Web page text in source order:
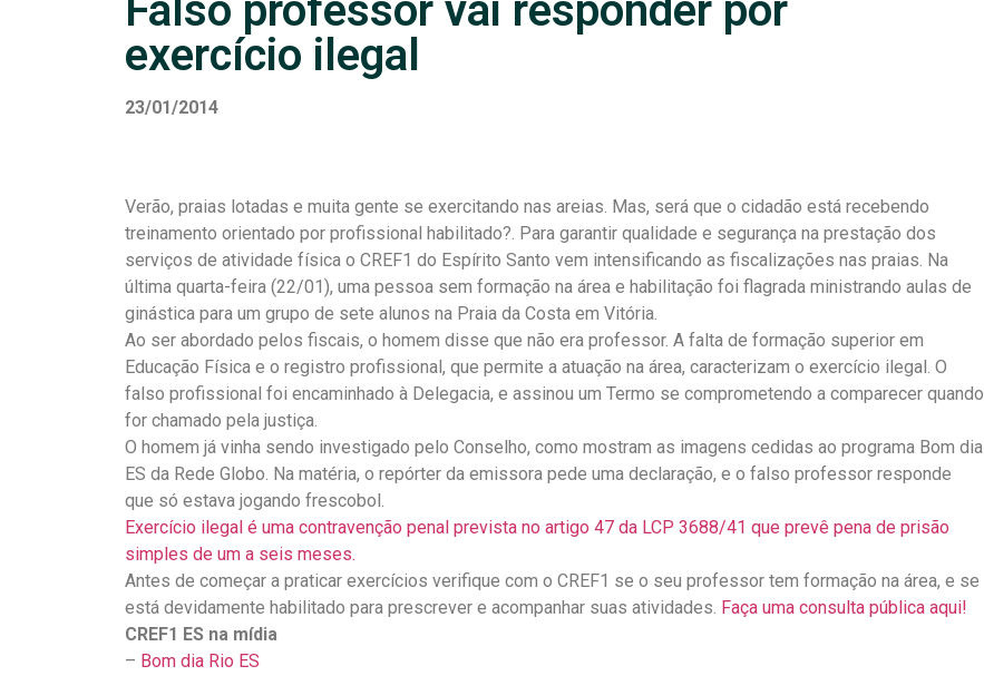
Falso professor vai responder por
exercício ilegal
23/01/2014
Verão, praias lotadas e muita gente se exercitando nas areias. Mas, será que o cidadão está recebendo
treinamento orientado por profissional habilitado?. Para garantir qualidade e segurança na prestação dos
serviços de atividade física o CREF1 do Espírito Santo vem intensificando as fiscalizações nas praias. Na
última quarta-feira (22/01), uma pessoa sem formação na área e habilitação foi flagrada ministrando aulas de
ginástica para um grupo de sete alunos na Praia da Costa em Vitória.
Ao ser abordado pelos fiscais, o homem disse que não era professor. A falta de formação superior em
Educação Física e o registro profissional, que permite a atuação na área, caracterizam o exercício ilegal. O
falso profissional foi encaminhado à Delegacia, e assinou um Termo se comprometendo a comparecer quando
for chamado pela justiça.
O homem já vinha sendo investigado pelo Conselho, como mostram as imagens cedidas ao programa Bom dia
ES da Rede Globo. Na matéria, o repórter da emissora pede uma declaração, e o falso professor responde
que só estava jogando frescobol.
Exercício ilegal é uma contravenção penal prevista no artigo 47 da LCP 3688/41 que prevê pena de prisão
simples de um a seis meses.
Antes de começar a praticar exercícios verifique com o CREF1 se o seu professor tem formação na área, e se
está devidamente habilitado para prescrever e acompanhar suas atividades. Faça uma consulta pública aqui!
CREF1 ES na mídia
– Bom dia Rio ES